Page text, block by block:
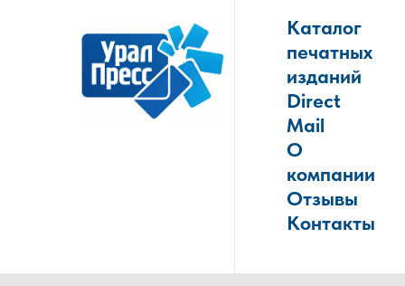
Каталог
печатных
изданий
Direct
Mail
О
компании
Отзывы
Контакты